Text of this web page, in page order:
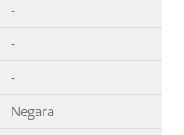
-
-
-
Negara